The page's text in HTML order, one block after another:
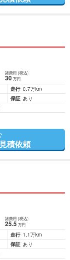
諸費用 (税込)
30 万円
走行 0.7万km
保証 あり
積依頼
諸費用 (税込)
25.5 万円
走行 1.1万km
保証 あり